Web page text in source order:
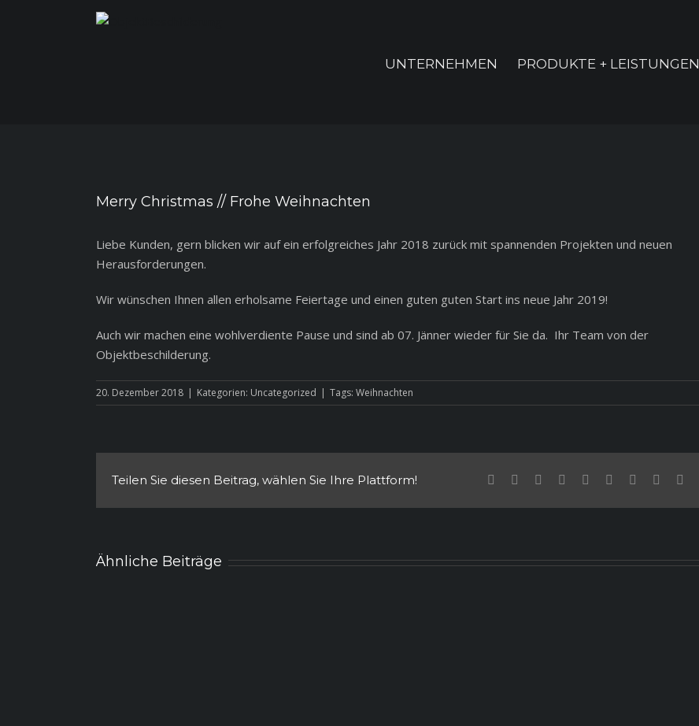
UNTERNEHMEN PRODUKTE + LEISTUNGEN
Larger
Merry Christmas // Frohe Weihnachten
Liebe Kunden, gern blicken wir auf ein erfolgreiches Jahr 2018 zurück mit spannenden Projekten und neuen
Herausforderungen.
Wir wünschen Ihnen allen erholsame Feiertage und einen guten guten Start ins neue Jahr 2019!
Auch wir machen eine wohlverdiente Pause und sind ab 07. Jänner wieder für Sie da. Ihr Team von der
Objektbeschilderung.
20. Dezember 2018 | Kategorien: Uncategorized | Tags: Weihnachten
Teilen Sie diesen Beitrag, wählen Sie Ihre Plattform! Facebook
TwitterLinkedin
Reddit TumblrGoogle+Pinterest
Ähnliche Beiträge